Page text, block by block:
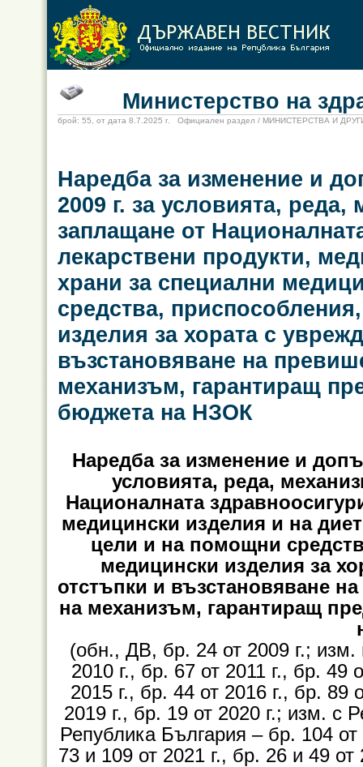
Министерство на
брой: 55, от дата 8.7.2025 г. Официален раздел / МИНИСТЕРСТВА И
Наредба за изменение и
2009 г. за условията,
заплащане от
лекарствени продукти,
храни за специални
средства,
изделия за хората с
възстановяване на
механизъм, гарантиращ
бюджета на НЗОК
Наредба за изменение и
условията, реда,
Националната
медицински изделия и на
цели и на помощни
медицински изделия за
отстъпки и възстановяване
на механизъм, гарантиращ
(обн., ДВ, бр. 24 от 2009 г.;
2010 г., бр. 67 от 2011 г., бр. 49
2015 г., бр. 44 от 2016 г., бр. 89
2019 г., бр. 19 от 2020 г.; изм.
Република България – бр. 104
73 и 109 от 2021 г., бр. 26 и 49